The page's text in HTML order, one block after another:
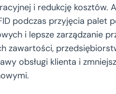
i redukcję kosztów.
podczas przyjęcia palet
i lepsze zarządzanie
zawartości,
obsługi klienta i